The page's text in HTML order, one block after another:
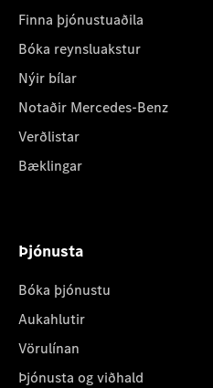
Finna þjónustuaðila
Bóka reynsluakstur
Nýir bílar
Notaðir Mercedes-Benz
Verðlistar
Bæklingar
Þjónusta
Bóka þjónustu
Aukahlutir
Vörulínan
Þjónusta og viðhald